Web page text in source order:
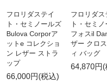
フロリダステイ
ト・セミノールズ
Bulova Corporア
ットe コレクショ
ン レザー ストラ
ップ
66,000円(税込)
フロリダス
ト・セミ
フォスil
ザー クロ
ィ バッグ
64,870円(